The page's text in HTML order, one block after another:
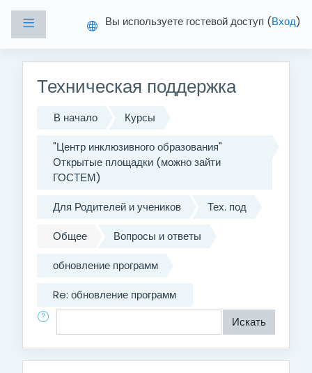
Боковая панельВы используете гостевой доступ (Вход)
Техническая поддержка
В начало
Курсы
"Центр инклюзивного образования"
Открытые площадки (можно зайти
ГОСТЕМ)
Для Родителей и учеников
Тех. под
Общее
Вопросы и ответы
обновление программ
Re: обновление программ
Поиск по форумам
Искать